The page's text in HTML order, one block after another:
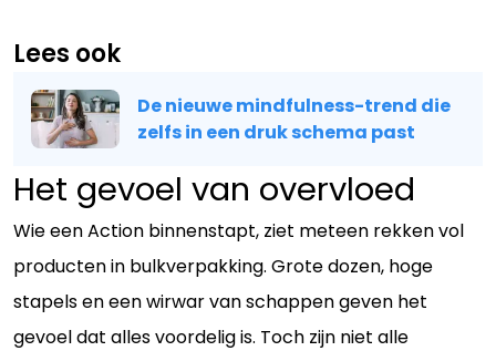
Lees ook
De nieuwe mindfulness-trend die
zelfs in een druk schema past
Het gevoel van overvloed
Wie een Action binnenstapt, ziet meteen rekken vol
producten in bulkverpakking. Grote dozen, hoge
stapels en een wirwar van schappen geven het
gevoel dat alles voordelig is. Toch zijn niet alle